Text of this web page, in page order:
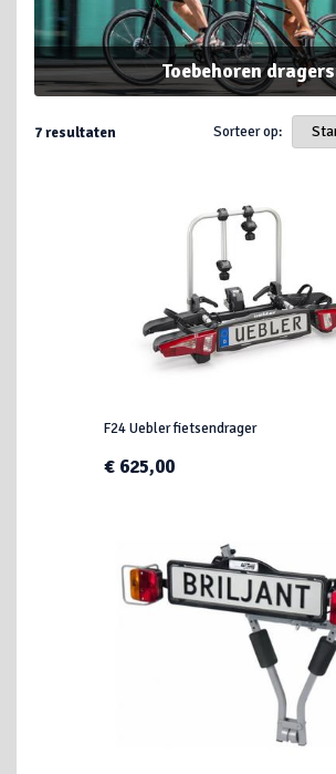
Toebehoren dragers
7resultaten Sorteer op:
F24 Uebler fietsendrager
€ 625,00